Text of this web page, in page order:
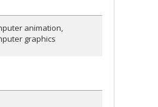
animation
graphics